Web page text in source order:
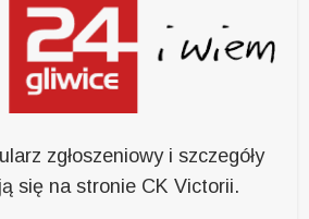
zgłoszeniowy i szczegóły
się na stronie CK Victorii.